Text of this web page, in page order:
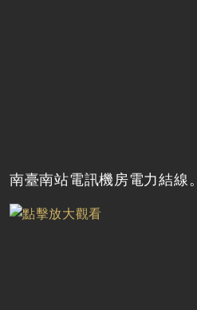
南臺南站電訊機房電力結線。